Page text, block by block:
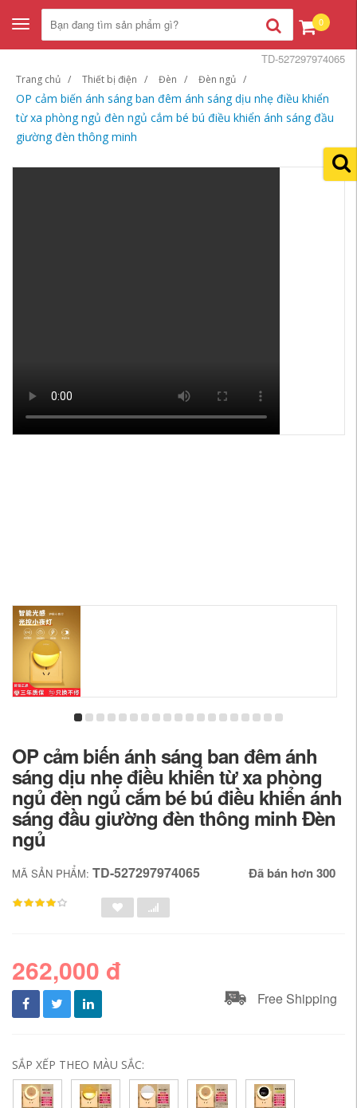
Toggle
navigation
0
Trang chủ Thiết bị điện Đèn Đèn ngủ
OP cảm biến ánh sáng ban đêm ánh sáng dịu nhẹ điều khiển
từ xa phòng ngủ đèn ngủ cắm bé bú điều khiển ánh sáng đầu
giường đèn thông minh
TD-527297974065
OP cảm biến ánh sáng ban đêm ánh
sáng dịu nhẹ điều khiển từ xa phòng
ngủ đèn ngủ cắm bé bú điều khiển ánh
sáng đầu giường đèn thông minh Đèn
ngủ
MÃ SẢN PHẨM: TD-527297974065 Đã bán hơn 300
262,000 đ
Free Shipping
SẮP XẾP THEO MÀU SẮC: